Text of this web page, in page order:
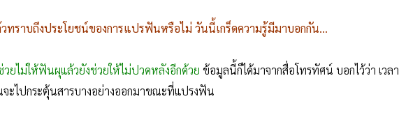
ราบถึงประโยชน์ของการแปรฟันหรือไม่ วันนี้เกร็ดความรู้มีมาบอกกัน...
ยไม่ให้ฟันผุแล้วยังช่วยให้ไม่ปวดหลังอีกด้วย ข้อมูลนี้ก็ได้มาจากสื่อโทรทัศน์ บอกไว้ว่า เวลา
ะไปกระตุ้นสารบางอย่างออกมาขณะที่แปรงฟัน